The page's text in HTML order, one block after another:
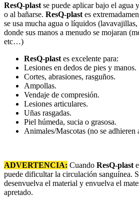
ResQ-plast se puede aplicar bajo el agua
o al bañarse. ResQ-plast es
se usa mucha agua o líquidos
donde sus manos a menudo se mojaran
etc…)
ResQ-plast es excelente para:
Lesiones en dedos de pies y manos.
Cortes, abrasiones, rasguños.
Ampollas.
Vendaje de compresión.
Lesiones articulares.
Uñas rasgadas.
Piel húmeda, sucia o grasosa.
Animales/Mascotas (no se adhieren
ADVERTENCIA: Cuando ResQ-plast
puede dificultar la circulación sanguínea.
desenvuelva el material y envuelva el
apretado.